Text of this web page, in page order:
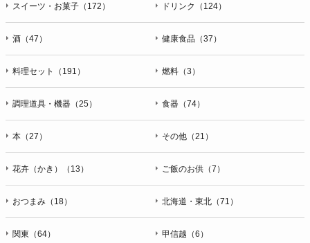
スイーツ・お菓子（172） ドリンク（124）
酒（47） 健康食品（37）
料理セット（191） 燃料（3）
調理道具・機器（25） 食器（74）
本（27） その他（21）
花卉（かき）（13） ご飯のお供（7）
おつまみ（18） 北海道・東北（71）
関東（64） 甲信越（6）